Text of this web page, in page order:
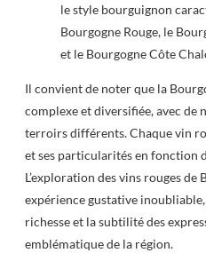
le style bourguignon
Bourgogne Rouge, le
et le Bourgogne Côte
Il convient de noter que la
complexe et diversifiée, avec
terroirs différents. Chaque vin
et ses particularités en fonction
L’exploration des vins rouges
expérience gustative
richesse et la subtilité des
emblématique de la région.